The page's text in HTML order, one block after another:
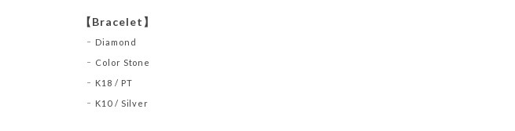
【Bracelet】
Diamond
Color Stone
K18 / PT
K10 / Silver